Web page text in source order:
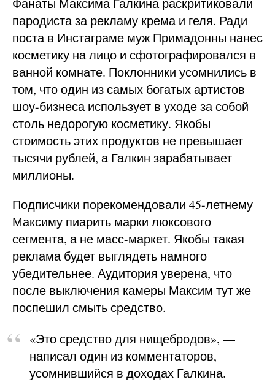
пародиста за рекламу крема и геля. Ради
поста в Инстаграме муж Примадонны нанес
косметику на лицо и сфотографировался в
ванной комнате. Поклонники усомнились в
том, что один из самых богатых артистов
шоу-бизнеса использует в уходе за собой
столь недорогую косметику. Якобы
стоимость этих продуктов не превышает
тысячи рублей, а Галкин зарабатывает
миллионы.
Подписчики порекомендовали 45-летнему
Максиму пиарить марки люксового
сегмента, а не масс-маркет. Якобы такая
реклама будет выглядеть намного
убедительнее. Аудитория уверена, что
после выключения камеры Максим тут же
поспешил смыть средство.
«Это средство для нищебродов», —
написал один из комментаторов,
усомнившийся в доходах Галкина.